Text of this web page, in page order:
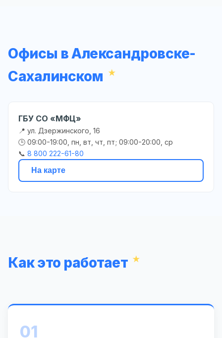
Офисы в Александровске-
Сахалинском
ГБУ СО «МФЦ»
📍 ул. Дзержинского, 16
🕒 09:00-19:00, пн, вт, чт, пт; 09:00-20:00, ср
📞 8 800 222-61-80
На карте
Как это работает
01